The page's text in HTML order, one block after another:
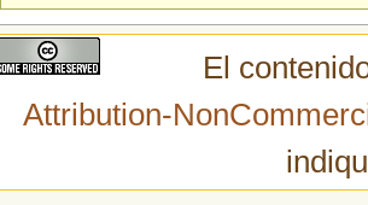
El
Attribution-